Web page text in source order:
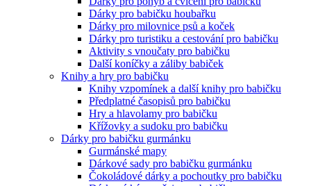
Dárky pro babičku houbařku
Dárky pro milovnice psů a koček
Dárky pro turistiku a cestování pro babičku
Aktivity s vnoučaty pro babičku
Další koníčky a záliby babiček
Knihy a hry pro babičku
Knihy vzpomínek a další knihy pro babičku
Předplatné časopisů pro babičku
Hry a hlavolamy pro babičku
Křížovky a sudoku pro babičku
Dárky pro babičku gurmánku
Gurmánské mapy
Dárkové sady pro babičku gurmánku
Čokoládové dárky a pochoutky pro babičku